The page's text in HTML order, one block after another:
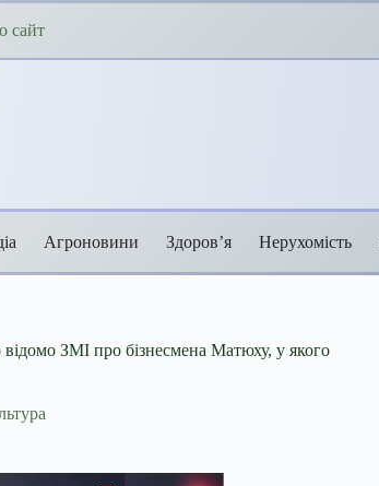
сайт
Агроновини Здоров’я Нерухомість
ЗМІ про бізнесмена Матюху, у якого